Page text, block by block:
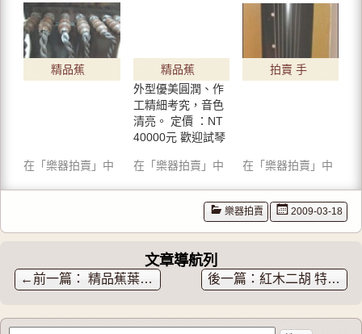
(
在
新
視
窗
啟
c
e
b
o
o
k
(
在
新
e
+
(
新
中
精品蕉
兩把都
在「樂器拍賣」中
精品蕉
葉式古
琴
(guqin)
- 已出
外型優美圓潤、作
工精細考究，音色
清亮。 定價 ：NT
40000元 歡迎試琴
在「樂器拍賣」中
拍賣 手
在「樂器拍賣」中
樂器拍賣 2009-03-18
文章導航列
← 精品蕉葉式古琴 (guqin) – 已出售。 紅木二胡 特價3000元